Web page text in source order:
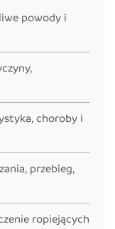
powody i
choroby i
przebieg,
ropiejących